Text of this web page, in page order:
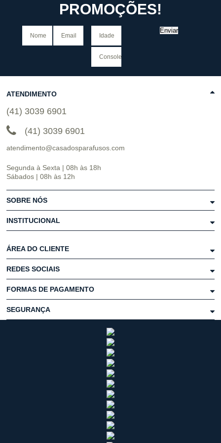
PROMOÇÕES!
Enviar
ATENDIMENTO
(41) 3039 6901
(41) 3039 6901
atendimento@casadosparafusos.com
Segunda à Sexta | 08h às 18h
Sábados | 08h às 12h
SOBRE NÓS
INSTITUCIONAL
ÁREA DO CLIENTE
REDES SOCIAIS
FORMAS DE PAGAMENTO
SEGURANÇA